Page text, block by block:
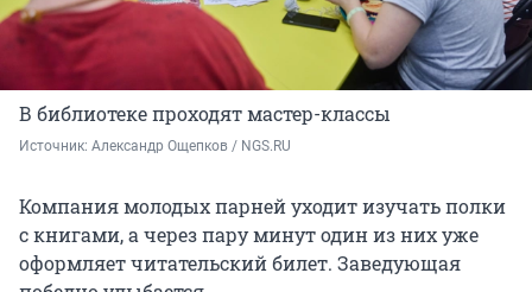
В библиотеке проходят мастер-классы
Источник: Александр Ощепков / NGS.RU
Компания молодых парней уходит изучать полки
с книгами, а через пару минут один из них уже
оформляет читательский билет. Заведующая